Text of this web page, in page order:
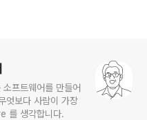
프트웨어를 만들어
엇보다 사람이 가장
를 생각합니다.